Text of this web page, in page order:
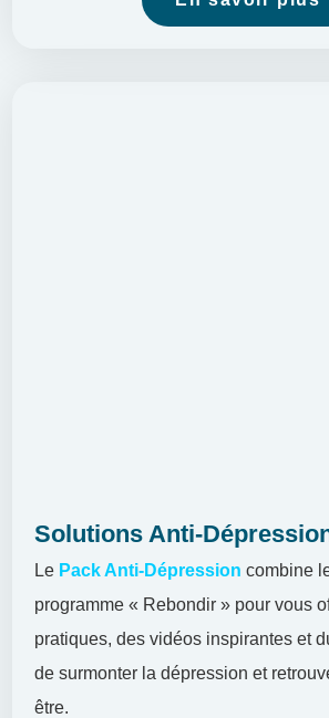
Solutions Anti-
Le Pack Anti-Dépressioncombine
programme « Rebondir » pour vous
pratiques, des vidéos inspirantes et
de surmonter la dépression et
être.